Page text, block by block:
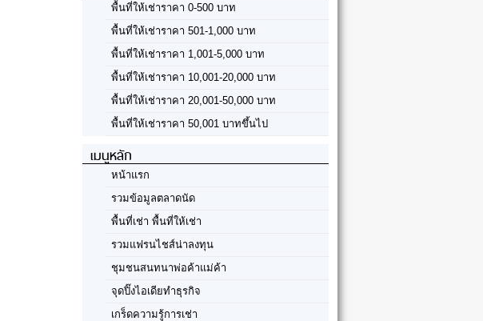
พื้นที่ให้เช่าราคา 0-500 บาท
พื้นที่ให้เช่าราคา 501-1,000 บาท
พื้นที่ให้เช่าราคา 1,001-5,000 บาท
พื้นที่ให้เช่าราคา 10,001-20,000 บาท
พื้นที่ให้เช่าราคา 20,001-50,000 บาท
พื้นที่ให้เช่าราคา 50,001 บาทขึ้นไป
เมนูหลัก
หน้าแรก
รวมข้อมูลตลาดนัด
พื้นที่เช่า พื้นที่ให้เช่า
รวมแฟรนไชส์น่าลงทุน
ชุมชนสนทนาพ่อค้าแม่ค้า
จุดปิ๊งไอเดียทำธุรกิจ
เกร็ดความรู้การเช่า